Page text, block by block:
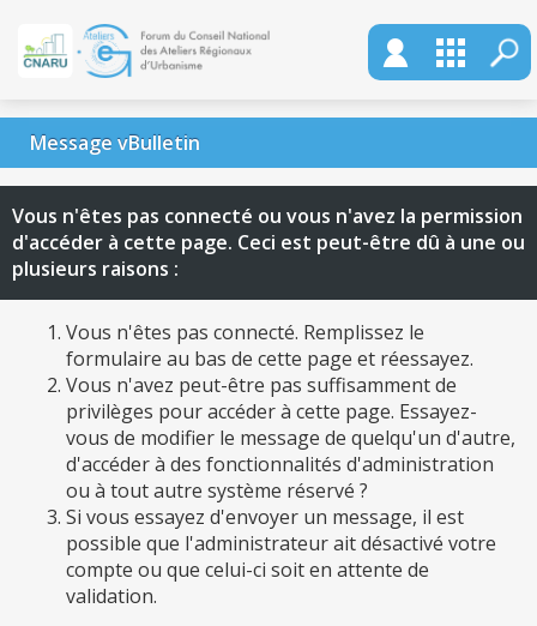
Message vBulletin
Vous n'êtes pas connecté ou vous n'avez la permission
d'accéder à cette page. Ceci est peut-être dû à une ou
plusieurs raisons :
Vous n'êtes pas connecté. Remplissez le
formulaire au bas de cette page et réessayez.
Vous n'avez peut-être pas suffisamment de
privilèges pour accéder à cette page. Essayez-
vous de modifier le message de quelqu'un d'autre,
d'accéder à des fonctionnalités d'administration
ou à tout autre système réservé ?
Si vous essayez d'envoyer un message, il est
possible que l'administrateur ait désactivé votre
compte ou que celui-ci soit en attente de
validation.